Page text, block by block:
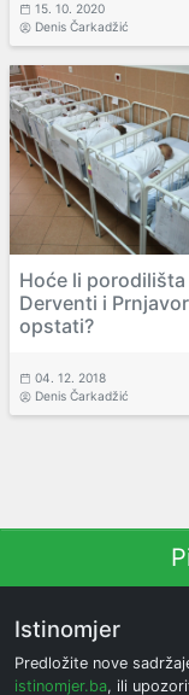
15. 10. 2020
Denis Čarkadžić
Hoće li porodilišta
Derventi i
opstati?
04. 12. 2018
Denis Čarkadžić
Istinomjer
Predložite nove
istinomjer.ba, ili